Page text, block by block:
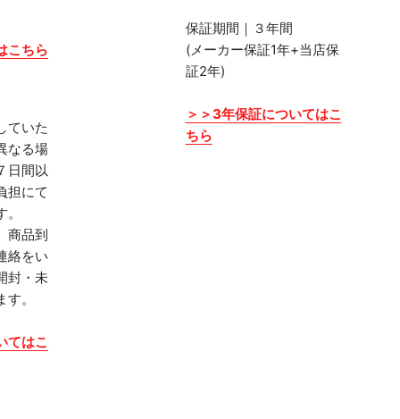
こちら
ていた
なる場
日間以
担にて
商品到
絡をい
封・未
。
てはこ
保証期間｜３年間
(メーカー保証1年+当店保
証2年)
＞＞3年保証についてはこ
ちら